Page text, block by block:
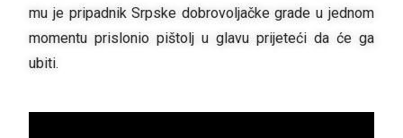
mu je pripadnik Srpske dobrovoljačke grade u jednom
momentu prislonio pištolj u glavu prijeteći da će ga
ubiti.